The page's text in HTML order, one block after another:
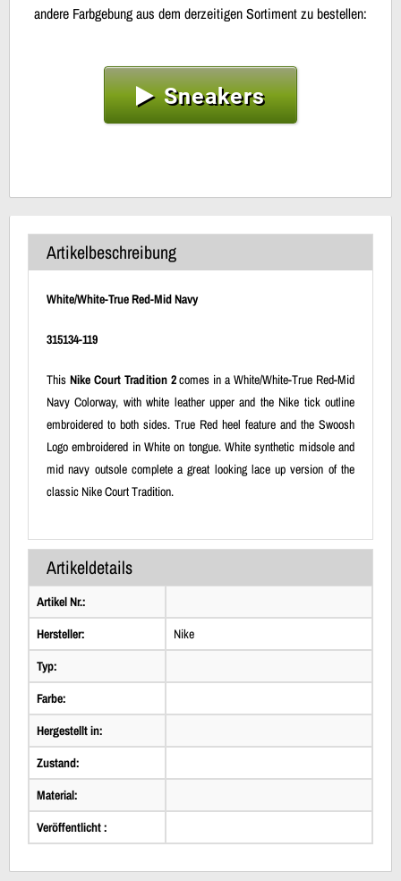
andere Farbgebung aus dem derzeitigen Sortiment zu bestellen:
Sneakers
Artikelbeschreibung
White/White-True Red-Mid Navy
315134-119
This Nike Court Tradition 2comes in a White/White-True Red-Mid
Navy Colorway, with white leather upper and the Nike tick outline
embroidered to both sides. True Red heel feature and the Swoosh
Logo embroidered in White on tongue. White synthetic midsole and
mid navy outsole complete a great looking lace up version of the
classic Nike Court Tradition.
Artikeldetails
Artikel Nr.:
Hersteller:
Nike
Typ:
Farbe:
Hergestellt in:
Zustand:
Material:
Veröffentlicht :